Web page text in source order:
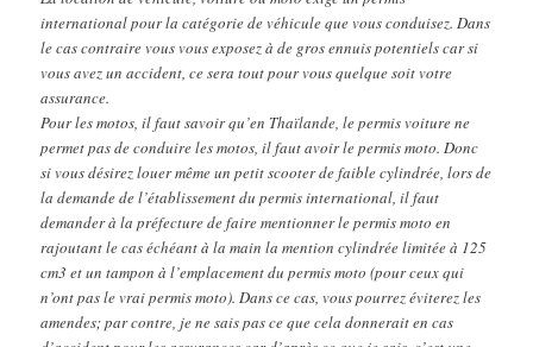
international pour la catégorie de véhicule que vous conduisez. Dans
le cas contraire vous vous exposez à de gros ennuis potentiels car si
vous avez un accident, ce sera tout pour vous quelque soit votre
assurance.
Pour les motos, il faut savoir qu’en Thaïlande, le permis voiture ne
permet pas de conduire les motos, il faut avoir le permis moto. Donc
si vous désirez louer même un petit scooter de faible cylindrée, lors de
la demande de l’établissement du permis international, il faut
demander à la préfecture de faire mentionner le permis moto en
rajoutant le cas échéant à la main la mention cylindrée limitée à 125
cm3 et un tampon à l’emplacement du permis moto (pour ceux qui
n’ont pas le vrai permis moto). Dans ce cas, vous pourrez éviterez les
amendes; par contre, je ne sais pas ce que cela donnerait en cas